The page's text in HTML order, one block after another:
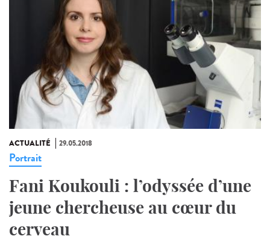
ACTUALITÉ 29.05.2018
Portrait
Fani Koukouli : l’odyssée d’une
jeune chercheuse au cœur du
cerveau